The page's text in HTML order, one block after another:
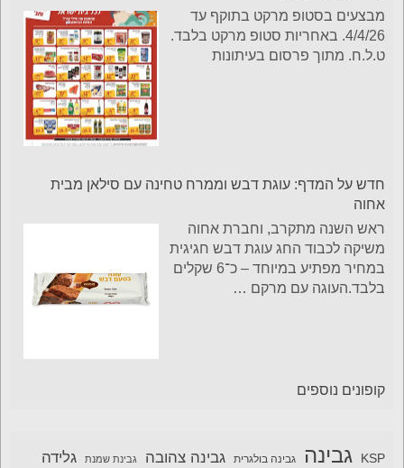
מבצעים בסטופ מרקט בתוקף עד
4/4/26. באחריות סטופ מרקט בלבד.
ט.ל.ח. מתוך פרסום בעיתונות
חדש על המדף: עוגת דבש וממרח טחינה עם סילאן מבית
אחוה
ראש השנה מתקרב, וחברת אחוה
משיקה לכבוד החג עוגת דבש חגיגית
במחיר מפתיע במיוחד – כ־6 שקלים
בלבד.העוגה עם מרקם …
קופונים נוספים
KSP גבינה גבינה בולגרית גבינה צהובה גבינת שמנת גלידה